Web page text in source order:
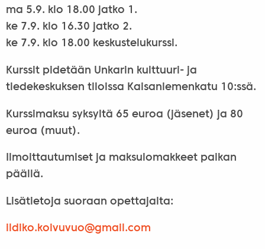
ma 5.9. klo 18.00 jatko 1.
ke 7.9. klo 16.30 jatko 2.
ke 7.9. klo 18.00 keskustelukurssi.
Kurssit pidetään Unkarin kulttuuri- ja
tiedekeskuksen tiloissa Kaisaniemenkatu 10:ssä.
Kurssimaksu syksyltä 65 euroa (jäsenet) ja 80
euroa (muut).
Ilmoittautumiset ja maksulomakkeet paikan
päällä.
Lisätietoja suoraan opettajalta:
ildiko.koivuvuo@gmail.com